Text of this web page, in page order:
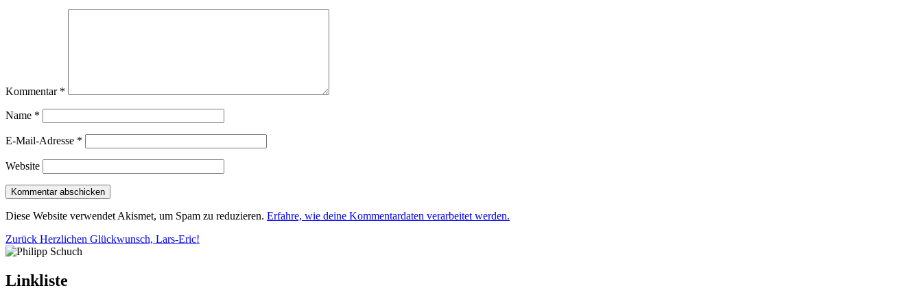
Kommentar *
Name *
E-Mail-Adresse *
Website
Diese Website verwendet Akismet, um Spam zu reduzieren. Erfahre, wie deine Kommentardaten verarbeitet werden.
Beitragsnavigation
Zurück Vorheriger
Beitrag:
Herzlichen Glückwunsch, Lars-Eric!
Linkliste